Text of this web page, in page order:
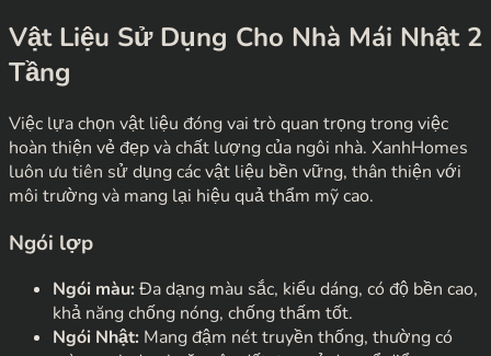
Vật Liệu Sử Dụng Cho Nhà Mái Nhật 2
Tầng
Việc lựa chọn vật liệu đóng vai trò quan trọng trong việc
hoàn thiện vẻ đẹp và chất lượng của ngôi nhà. XanhHomes
luôn ưu tiên sử dụng các vật liệu bền vững, thân thiện với
môi trường và mang lại hiệu quả thẩm mỹ cao.
Ngói lợp
Ngói màu:Đa dạng màu sắc, kiểu dáng, có độ bền cao,
khả năng chống nóng, chống thấm tốt.
Ngói Nhật: Mang đậm nét truyền thống, thường có